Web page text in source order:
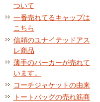
ついて
一番売れてるキャップは
こちら
信頼のユナイテッドアス
レ商品
薄手のパーカーが売れて
います。
コーチジャケットの由来
トートバッグの売れ筋商